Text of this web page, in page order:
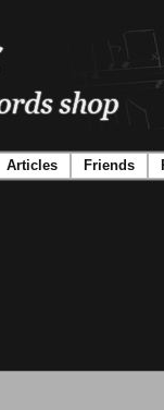
Articles Friends